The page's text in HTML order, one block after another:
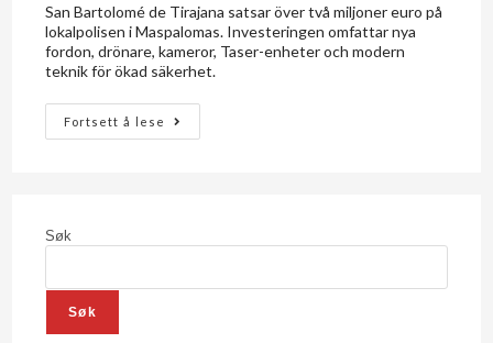
San Bartolomé de Tirajana satsar över två miljoner euro på
lokalpolisen i Maspalomas. Investeringen omfattar nya
fordon, drönare, kameror, Taser-enheter och modern
teknik för ökad säkerhet.
Fortsett å lese
Søk
Søk